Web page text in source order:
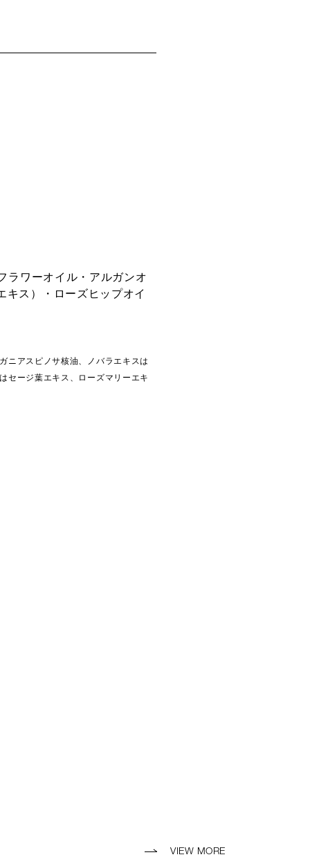
ラワーオイル・アルガンオ
キス）・ローズヒップオイ
ニアスピノサ核油、ノバラエキスは
セージ葉エキス、ローズマリーエキ
VIEW MORE